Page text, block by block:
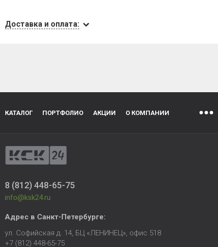
Доставка и оплата:
КАТАЛОГ ПОРТФОЛИО АКЦИИ О КОМПАНИИ
8 (812) 448-65-75
info@ksk24.ru
Адрес в Санкт-Петербурге:
ул. Софийская д. 14, БЦ «ЛЕНИНЕЦ», офис 518
+7 (812) 448-65-75